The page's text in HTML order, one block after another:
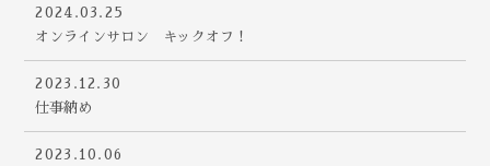
2024.03.25
オンラインサロン キックオフ！
2023.12.30
仕事納め
2023.10.06